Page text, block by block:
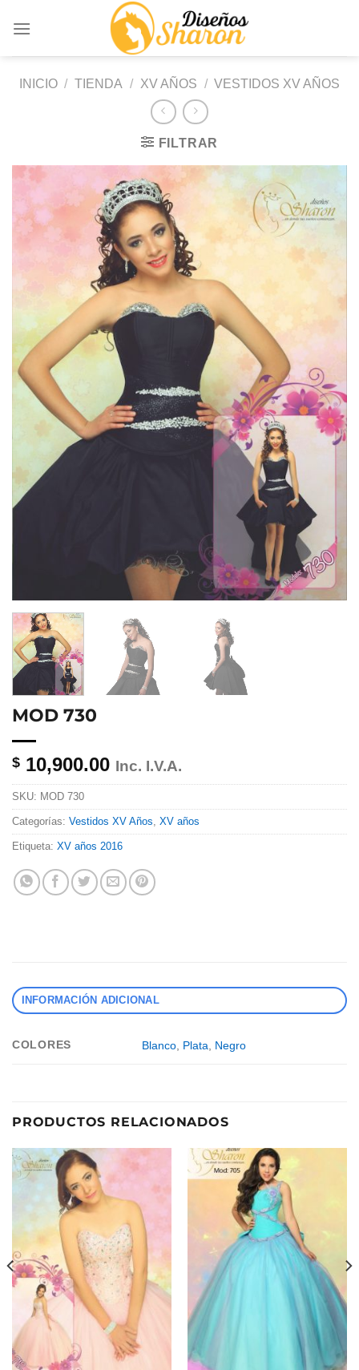
INICIO / TIENDA / XV AÑOS / VESTIDOS XV AÑOS
FILTRAR
MOD 730
$ 10,900.00 Inc. I.V.A.
SKU: MOD 730
Categorías: Vestidos XV Años, XV años
Etiqueta: XV años 2016
INFORMACIÓN ADICIONAL
COLORES Blanco, Plata, Negro
PRODUCTOS RELACIONADOS